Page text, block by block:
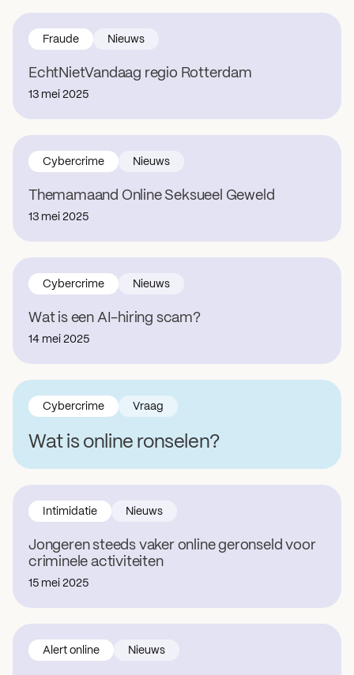
EchtNietVandaag regio Rotterdam
Fraude Nieuws
13 mei 2025
Themamaand Online Seksueel Geweld
Cybercrime Nieuws
13 mei 2025
Wat is een AI-hiring scam?
Cybercrime Nieuws
14 mei 2025
Wat is online ronselen?
Cybercrime Vraag
Jongeren steeds vaker online geronseld voor
criminele activiteiten
Intimidatie Nieuws
15 mei 2025
Alert online Nieuws